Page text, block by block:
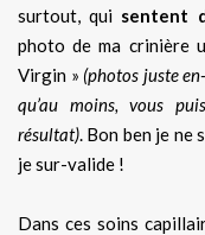
surtout, qui sentent
photo de ma crinière
Virgin » (photos juste
qu’au moins, vous
résultat) . Bon ben je ne
je sur-valide !
Dans ces soins